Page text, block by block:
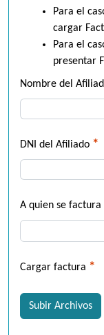
Para el
cargar
Para el
presentar
Nombre del
DNI del Afiliado *
A quien se factura
Cargar factura *
Subir Archivos